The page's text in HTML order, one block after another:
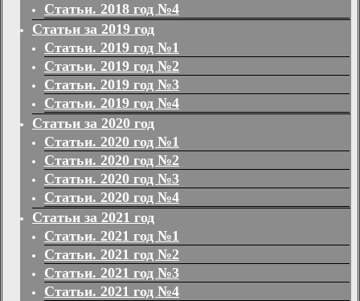
Статьи. 2018 год №4
Статьи за 2019 год
Статьи. 2019 год №1
Статьи. 2019 год №2
Статьи. 2019 год №3
Статьи. 2019 год №4
Статьи за 2020 год
Статьи. 2020 год №1
Статьи. 2020 год №2
Статьи. 2020 год №3
Статьи. 2020 год №4
Статьи за 2021 год
Статьи. 2021 год №1
Статьи. 2021 год №2
Статьи. 2021 год №3
Статьи. 2021 год №4